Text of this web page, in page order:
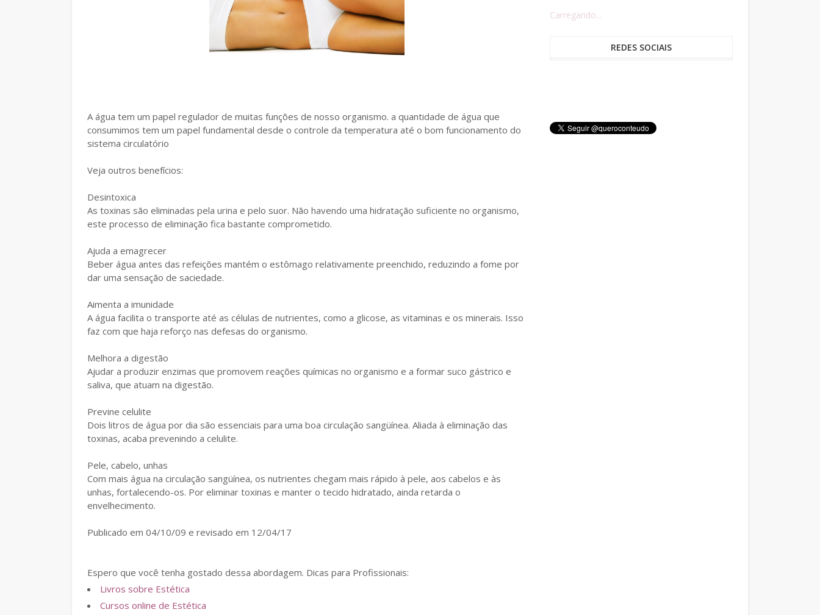
A água tem um papel regulador de muitas funções de nosso organismo. a quantidade de água que
consumimos tem um papel fundamental desde o controle da temperatura até o bom funcionamento do
sistema circulatório
Veja outros benefícios:
Desintoxica
As toxinas são eliminadas pela urina e pelo suor. Não havendo uma hidratação suficiente no organismo,
este processo de eliminação fica bastante comprometido.
Ajuda a emagrecer
Beber água antes das refeições mantém o estômago relativamente preenchido, reduzindo a fome por
dar uma sensação de saciedade.
Aimenta a imunidade
A água facilita o transporte até as células de nutrientes, como a glicose, as vitaminas e os minerais. Isso
faz com que haja reforço nas defesas do organismo.
Melhora a digestão
Ajudar a produzir enzimas que promovem reações químicas no organismo e a formar suco gástrico e
saliva, que atuam na digestão.
Previne celulite
Dois litros de água por dia são essenciais para uma boa circulação sangüínea. Aliada à eliminação das
toxinas, acaba prevenindo a celulite.
Pele, cabelo, unhas
Com mais água na circulação sangüínea, os nutrientes chegam mais rápido à pele, aos cabelos e às
unhas, fortalecendo-os. Por eliminar toxinas e manter o tecido hidratado, ainda retarda o
envelhecimento.
Publicado em 04/10/09 e revisado em 12/04/17
Espero que você tenha gostado dessa abordagem. Dicas para Profissionais:
Livros sobre Estética
Cursos online de Estética
Carregando...
REDES SOCIAIS